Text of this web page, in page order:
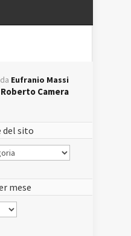
Eufranio Massi
Roberto Camera
del sito
mese